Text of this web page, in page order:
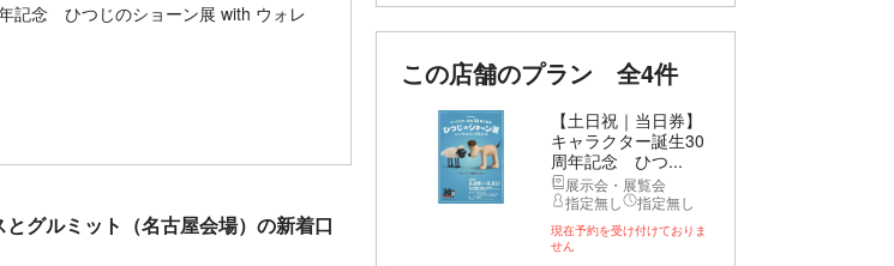
記念 ひつじのショーン展 with ウォレ
グルミット（名古屋会場）の新着口
この店舗のプラン 全4件
【土日祝｜当日券】
キャラクター誕生30
周年記念 ひつ...
展示会・展覧会
指定無し
指定無し
現在予約を受け付けておりま
せん